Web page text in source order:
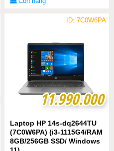
ID: 7C0W6PA
11.990.000
11.990.000
Laptop HP 14s-dq2644TU
(7C0W6PA) (i3-1115G4/RAM
8GB/256GB SSD/ Windows